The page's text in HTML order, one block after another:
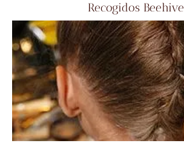
Recogidos Beehive